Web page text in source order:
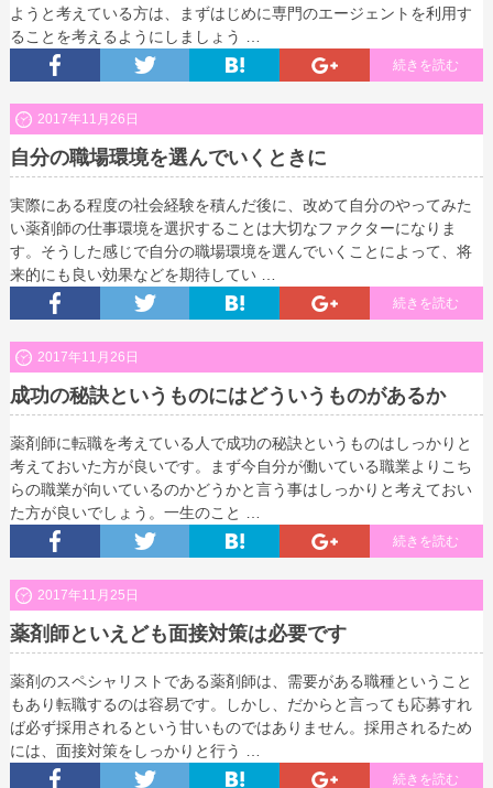
ようと考えている方は、まずはじめに専門のエージェントを利用す
ることを考えるようにしましょう …
続きを読む
2017年11月26日
自分の職場環境を選んでいくときに
実際にある程度の社会経験を積んだ後に、改めて自分のやってみた
い薬剤師の仕事環境を選択することは大切なファクターになりま
す。そうした感じで自分の職場環境を選んでいくことによって、将
来的にも良い効果などを期待してい …
続きを読む
2017年11月26日
成功の秘訣というものにはどういうものがあるか
薬剤師に転職を考えている人で成功の秘訣というものはしっかりと
考えておいた方が良いです。まず今自分が働いている職業よりこち
らの職業が向いているのかどうかと言う事はしっかりと考えておい
た方が良いでしょう。一生のこと …
続きを読む
2017年11月25日
薬剤師といえども面接対策は必要です
薬剤のスペシャリストである薬剤師は、需要がある職種ということ
もあり転職するのは容易です。しかし、だからと言っても応募すれ
ば必ず採用されるという甘いものではありません。採用されるため
には、面接対策をしっかりと行う …
続きを読む